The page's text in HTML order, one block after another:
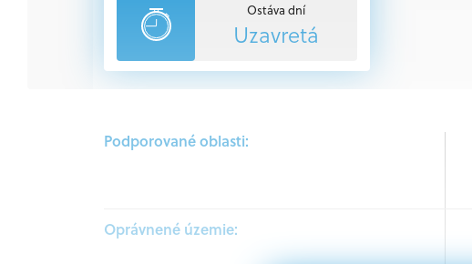
Ostáva dní
Uzavretá
Podporované oblasti:
Oprávnené územie: